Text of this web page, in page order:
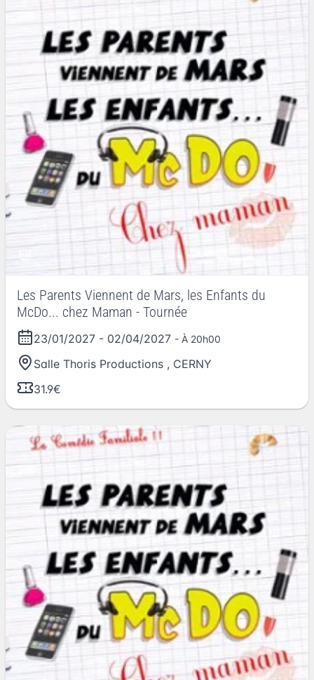
Les Parents Viennent de Mars, les Enfants du
McDo... chez Maman - Tournée
23/01/2027 - 02/04/2027 - À 20h00
Salle Thoris Productions , CERNY
31.9€